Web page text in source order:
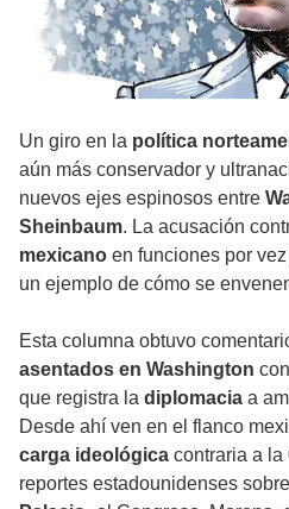
Un giro en la política
aún más conservador y
nuevos ejes espinosos entre
Sheinbaum. La acusación
mexicano en funciones por
un ejemplo de cómo se
Esta columna obtuvo
asentados en Washington
que registra la diplomacia a
Desde ahí ven en el flanco
carga ideológica contraria a la
reportes estadounidenses